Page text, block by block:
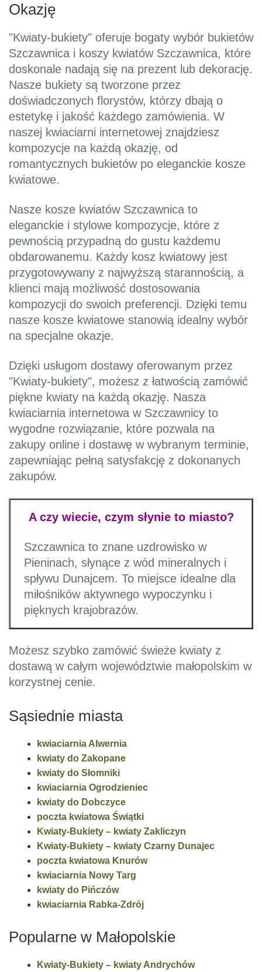
Okazję
"Kwiaty-bukiety" oferuje bogaty wybór bukietów
Szczawnica i koszy kwiatów Szczawnica, które
doskonale nadają się na prezent lub dekorację.
Nasze bukiety są tworzone przez
doświadczonych florystów, którzy dbają o
estetykę i jakość każdego zamówienia. W
naszej kwiaciarni internetowej znajdziesz
kompozycje na każdą okazję, od
romantycznych bukietów po eleganckie kosze
kwiatowe.
Nasze kosze kwiatów Szczawnica to
eleganckie i stylowe kompozycje, które z
pewnością przypadną do gustu każdemu
obdarowanemu. Każdy kosz kwiatowy jest
przygotowywany z najwyższą starannością, a
klienci mają możliwość dostosowania
kompozycji do swoich preferencji. Dzięki temu
nasze kosze kwiatowe stanowią idealny wybór
na specjalne okazje.
Dzięki usługom dostawy oferowanym przez
"Kwiaty-bukiety", możesz z łatwością zamówić
piękne kwiaty na każdą okazję. Nasza
kwiaciarnia internetowa w Szczawnicy to
wygodne rozwiązanie, które pozwala na
zakupy online i dostawę w wybranym terminie,
zapewniając pełną satysfakcję z dokonanych
zakupów.
A czy wiecie, czym słynie to miasto?
Szczawnica to znane uzdrowisko w
Pieninach, słynące z wód mineralnych i
spływu Dunajcem. To miejsce idealne dla
miłośników aktywnego wypoczynku i
pięknych krajobrazów.
Możesz szybko zamówić świeże kwiaty z
dostawą w całym województwie małopolskim w
korzystnej cenie.
Sąsiednie miasta
kwiaciarnia Alwernia
kwiaty do Zakopane
kwiaty do Słomniki
kwiaciarnia Ogrodzieniec
kwiaty do Dobczyce
poczta kwiatowa Świątki
Kwiaty-Bukiety – kwiaty Zakliczyn
Kwiaty-Bukiety – kwiaty Czarny Dunajec
poczta kwiatowa Knurów
kwiaciarnia Nowy Targ
kwiaty do Pińczów
kwiaciarnia Rabka-Zdrój
Popularne w Małopolskie
Kwiaty-Bukiety – kwiaty Andrychów